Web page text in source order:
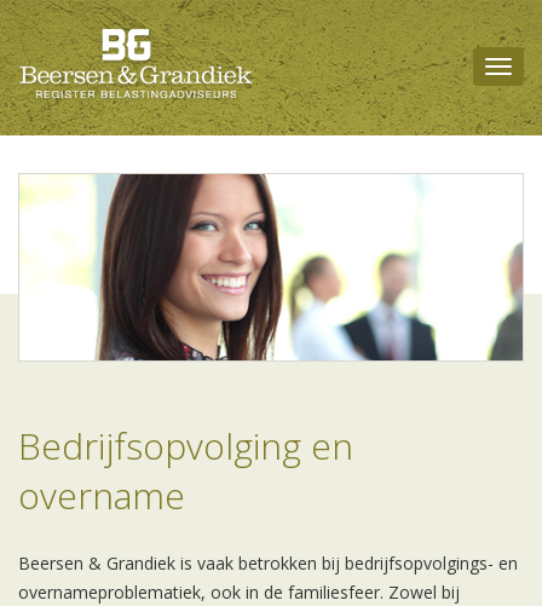
Bedrijfsopvolging en
overname
Beersen & Grandiek is vaak betrokken bij bedrijfsopvolgings- en
overnameproblematiek, ook in de familiesfeer. Zowel bij